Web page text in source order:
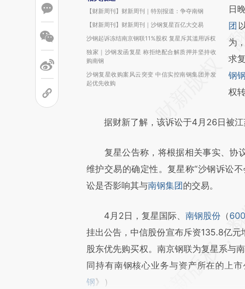
【财新周刊】财新周刊｜特别报道：争夺南钢
【财新周刊】财新周刊｜沙钢复星百亿大交易
沙钢起诉冻结南京钢联11%股权 复星斥其滥用诉权
独家｜沙钢发函复星 称拒绝配合解质押并坚持收
购南钢
沙钢复星收购案风云突变 中信实控南钢集团并发
起优先收购
而
财
比
日
团
为
求
钢
权
据财新了解，该诉讼于4月26日被江
复星公告称，将根据相关事实、协议
维护交易的确定性。复星称“沙钢诉讼
讼是否影响其与南钢集团的交易。
4月2日，复星国际、 南钢股份 （
挂出公告，中信股份宣布斥资135.8亿
股东优先购买权。南京钢联为复星系与
同持有南钢核心业务与资产所在的上
钢》）